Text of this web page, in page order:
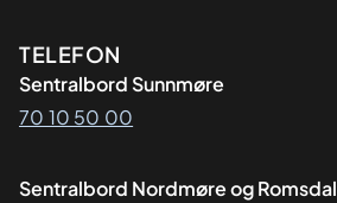
Kontaktinformasjon
TELEFON
Sentralbord Sunnmøre
70 10 50 00
Sentralbord Nordmøre og Romsdal